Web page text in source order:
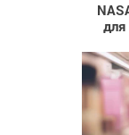
для